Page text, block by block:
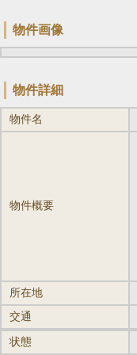
物件画像
物件詳細
物件名
物件概要
所在地
交通
状態